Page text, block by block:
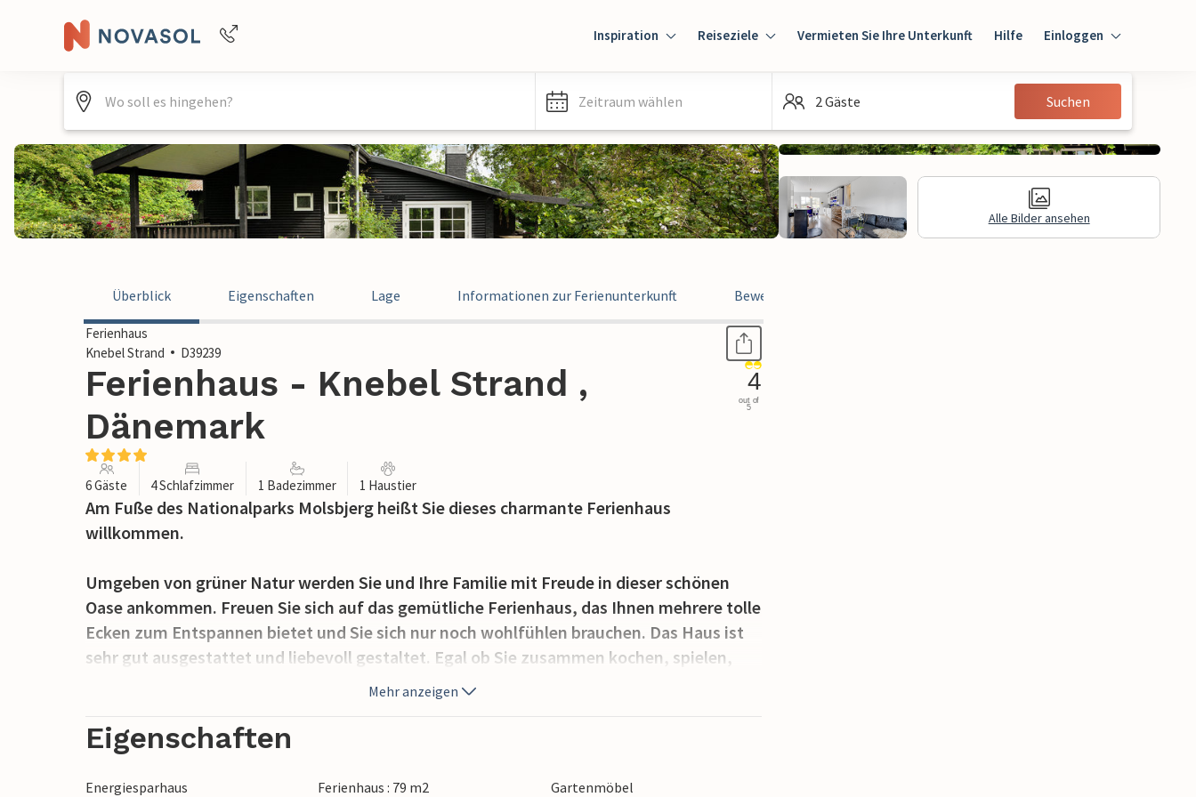
+4940688715475
Inspiration Reiseziele Vermieten Sie Ihre Unterkunft Hilfe Einloggen
Einloggen
Gast
Zeitraum wählen 2 Gäste Suchen
Alle Bilder ansehen
Überblick Eigenschaften Lage Informationen zur Ferienunterkunft Bewertungen
Ferienhaus
Knebel Strand
D39239
Ferienhaus - Knebel Strand ,
Dänemark
4
out of
5
6 Gäste 4 Schlafzimmer 1 Badezimmer 1 Haustier
Am Fuße des Nationalparks Molsbjerg heißt Sie dieses charmante Ferienhaus
willkommen.
Umgeben von grüner Natur werden Sie und Ihre Familie mit Freude in dieser schönen
Oase ankommen. Freuen Sie sich auf das gemütliche Ferienhaus, das Ihnen mehrere tolle
Ecken zum Entspannen bietet und Sie sich nur noch wohlfühlen brauchen. Das Haus ist
sehr gut ausgestattet und liebevoll gestaltet. Egal ob Sie zusammen kochen, spielen,
Film schauen oder ein Buch lesen wollen für alle Anlässe gibt es schöne Bereiche im
Inneren des Hauses oder im Freien, auf den überdachten Terrassen. Im Garten gibt es
zudem viel Platz zum Toben und Spielen.
Die Unterkunft lädt zu einem Urlaub in der Natur ein. Tolle Wanderwege und
Mehr anzeigen
Eigenschaften
Energiesparhaus Ferienhaus : 79 m2 Gartenmöbel